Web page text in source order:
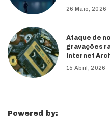
26 Maio, 2026
Ataque de
gravações
Internet
15 Abril, 2026
Powered by: